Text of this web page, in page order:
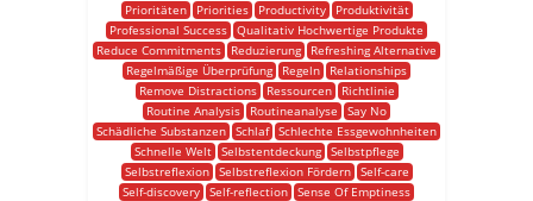
Prioritäten
Priorities Productivity
Produktivität
Professional Success Qualitativ Hochwertige Produkte
Reduce Commitments
Reduzierung
Refreshing Alternative
Regelmäßige Überprüfung
Regeln
Relationships
Remove Distractions
Ressourcen
Richtlinie
Routine Analysis
Routineanalyse
Say No
Schädliche Substanzen Schlaf Schlechte Essgewohnheiten
Schnelle Welt
Selbstentdeckung
Selbstpflege
Selbstreflexion
Selbstreflexion Fördern
Self-care
Self-discovery Self-reflection Sense Of Emptiness